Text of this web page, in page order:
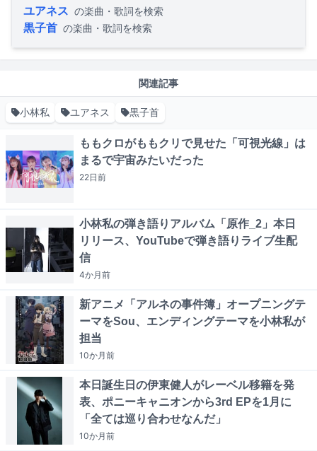
ユアネス の楽曲・歌詞を検索
黒子首 の楽曲・歌詞を検索
関連記事
小林私 ユアネス 黒子首
ももクロがももクリで見せた「可視光線」は
まるで宇宙みたいだった
22日前
小林私の弾き語りアルバム「原作_2」本日
リリース、YouTubeで弾き語りライブ生配
信
4か月前
新アニメ「アルネの事件簿」オープニングテ
ーマをSou、エンディングテーマを小林私が
担当
10か月前
本日誕生日の伊東健人がレーベル移籍を発
表、ポニーキャニオンから3rd EPを1月に
「全ては巡り合わせなんだ」
10か月前